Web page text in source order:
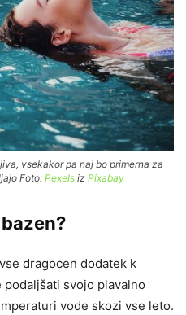
vsekakor pa naj bo primerna za
Foto: Pexelsiz Pixabay
dragocen dodatek k
svojo plavalno
vode skozi vse leto.